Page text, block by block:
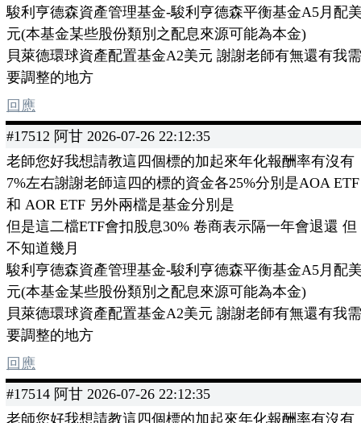
駿利亨德森資產管理基金-駿利亨德森平衡基金A5月配
元(本基金某些股份類別之配息來源可能為本金)
貝萊德環球資產配置基金A2美元 謝謝老師有無還有我需
要調整的地方
回應
#17512 阿甘 2026-07-26 22:12:35
老師您好我想請教這四個標的加起來年化報酬率有沒有
7%左右謝謝老師這四的標的資金各25%分別是AOA ETF
和 AOR ETF 另外兩檔是基金分別是
但是這二檔ETF會扣股息30% 卷商表示隔一年會退還 但
不知道幾月
駿利亨德森資產管理基金-駿利亨德森平衡基金A5月配
元(本基金某些股份類別之配息來源可能為本金)
貝萊德環球資產配置基金A2美元 謝謝老師有無還有我需
要調整的地方
回應
#17514 阿甘 2026-07-26 22:12:35
老師您好我想請教這四個標的加起來年化報酬率有沒有